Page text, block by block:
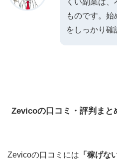
ものです。
をしっかり確
Zevicoの口コミ・評判まと
Zevicoの口コミには 「稼げな